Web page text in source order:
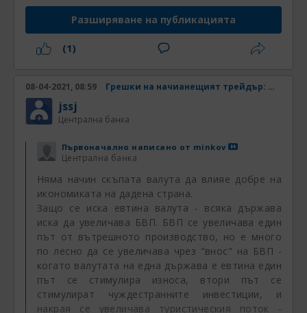
Разширяване на публикацията
(1)
08-04-2021, 08:59 Грешки на начианещият трейдър: Непознаване на инструмента
jssj
Централна банка
Първоначално написано от minkov
Централна банка
Няма начин скъпата валута да влияе добре на
икономиката на дадена страна.
Защо се иска евтина валута - всяка държава
иска да увеличава БВП. БВП се увеличава един
път от вътрешното производство, но е много
по лесно да се увеличава чрез "внос" на БВП -
когато валутата на една държава е евтина един
път се стимулира износа, втори път се
стимулират чуждестранните инвестиции, и
накрая се увеличава туристическия поток -